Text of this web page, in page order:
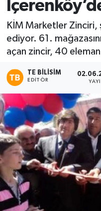
KİM Marketler Zinciri,
ediyor. 61.
açan zincir, 40
TE BILISIM
EDITÖR